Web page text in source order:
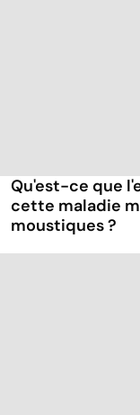
Qu'est-ce que
cette maladie
moustiques ?